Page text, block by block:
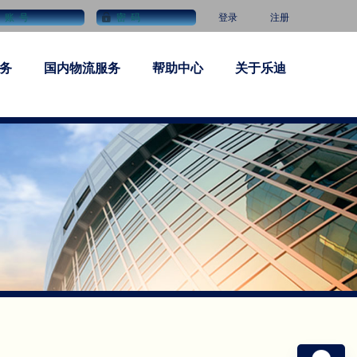
登录 注册
国内物流服务 帮助中心 关于乐迪